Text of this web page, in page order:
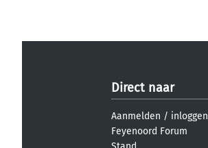
Direct naar
Aanmelden / inloggen
Feyenoord Forum